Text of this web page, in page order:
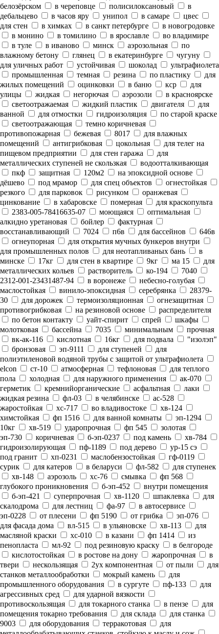
белозёрском
в череповце полисилоксановый
в
дебальцево
в часов яру унипол в самаре
цвес
для стен
в химках в санкт петербурге
в новогродовке
в монино
в томилино в ярославле
во владимире
в туле
в иваново минск аэрозольная
по
влажному бетону
глянец в екатеринбурге
чугуну
для уличных работ
устойчивая шоколад
ультрафиолета
промышленная
темная резина по пластику
для
жилых помещений
оцинковки в баню кср
для
улицы
жидкая негорючая аэрозоли
в красноярске
светоотражаемая
жидкий пластик двигателя
для
ванной
для отмостки гидроизоляция
по старой краске
светоотражающая
темно коричневая
противопожарная
бежевая 8017
для влажных
помещений
антигрибковая цокольная
для телег на
пищевом предприятии
для стен гаража
для
металлических ступеней не скользкая
водоотталкивающая
пкф
защитная 120м2
на эпоксидной основе
дёшево
под мрамор для спец объектов
огнестойкая
резкого
для парковок рисунком
оранжевая
цинкование
в хабаровске померная
для краскопульта
2383-005-78416635-07
моющаяся
оптимальная
алкидно уретановая
бойлер
фактурная
восстанавливающий
7024 п6в для бассейнов
646в
огнеупорная
для открытия мучных бункеров внутри
для промышленных полов
для неотапливаных бань
в
минске
17кг для стен в квартире 9кг ма 15
для
металлических кольев
растворитель ко-194
7040
2312-001-23431487-94
в воронеже
небесно-голубая
маслостойкая
винило-эпоксидная серебрянка
28379-
30
для дорожек термоизоляционная
огнезащитная
противогрибковая
на резиновой основе
распределителя
по бетон контакту
уайт-спирит спрей
шкафы
молотковая
бассейна 7035 минимальным
прочная
вк-ак-116
кислотная 16кг для подвала
"изолэп"
бронзовая
эп-9111 для ступеней
для
полиэтиленовой водяной трубы с защитой от ультрафиолета
elcon
ст-10 атмосферная тефлоновая
для теплого
пола
холодная для наружного применения
ак-070
герметик
кремнийорганические асфальтная
лаки
жидкая резина
фл-03 в челябинске
ас-528
жаростойкая
хс-717 во владивостоке
хв-124
химстойкая
фп 1516 для ванной комнаты
эп-1294
10кг
хв-519 ударопрочная фп 545
золотая
эп-730
коричневая б-эп-0237 под камень
хв-784
гидроизолирующая
пф-1189 под дерево
ур-15 сэ
под гранит
хп-0231 маслобензостойкая
гф-0119
сурик
для катеров в беларуси фл-582
для ступенек
хв-148
аэрозоль хс-76 смывка
фп 568
глубокого проникновения
б-эп-452
внутри помещения
б-эп-421
суперпрочная хв-1120 шпаклевка
для
скалодрома
для лестниц фа-97
в автосервисе
эп-0228
от плесени фп 5190 от грибка
эп-076
для фасада дома
вл-515 в ульяновске хв-113
для
масляной краски
хс-010 в казани фп 1414
из
пенопласта
мл-92 под резиновую краску
в белгороде
кислотостойкая
в ростове на дону жаропрочная
в
твери
нескользящая 2ух компонентная от пыли
для
станков металлообработки
мокрый камень
для
промышленного оборудования
в сургуте пф-133
для
агрессивных сред
для ударной вязкости
противоскользящая
для токарного станка в пензе
для
помещения токарно требования
для склада
для станка
9003
для оборудования терракотовая
для